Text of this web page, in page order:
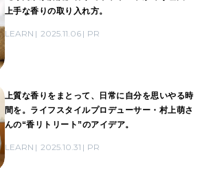
上手な香りの取り入れ方。
LEARN 2025.11.06 PR
上質な香りをまとって、日常に自分を思いやる時
間を。ライフスタイルプロデューサー・村上萌さ
んの“香リトリート”のアイデア。
LEARN 2025.10.31 PR